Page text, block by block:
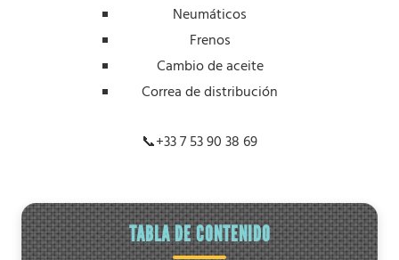
Neumáticos
Frenos
Cambio de aceite
Correa de distribución
📞+33 7 53 90 38 69
TABLA DE CONTENIDO